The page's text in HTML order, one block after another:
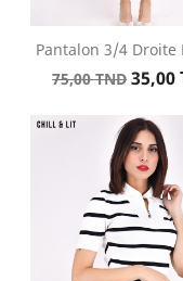
Pantalon 3/4 Droite
Prix
base
75,00 TND Prix
35,00